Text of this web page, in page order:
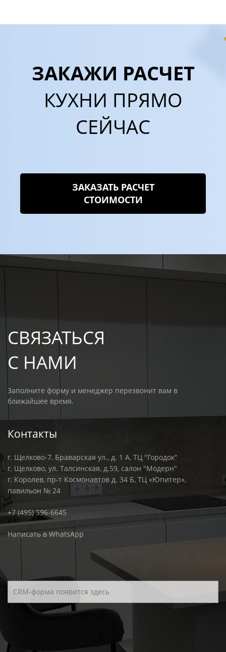
ЗАКАЖИ РАСЧЕТ
КУХНИ ПРЯМО
СЕЙЧАС
ЗАКАЗАТЬ РАСЧЕТ
СТОИМОСТИ
СВЯЗАТЬСЯ
С НАМИ
Заполните форму и менеджер перезвонит вам в
ближайшее время.
Контакты
г. Щелково-7, Браварская ул., д. 1 А, ТЦ "Городок"
г. Щелково, ул. Талсинская, д.59, салон "Модерн"
г. Королев, пр-т Космонавтов д. 34 Б, ТЦ «Юпитер»,
павильон № 24
+7 (495) 596-6645
Написать в WhatsApp
CRM-форма появится здесь